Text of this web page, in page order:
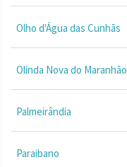
Olho d'Água das Cunhãs
Olinda Nova do Maranhão
Palmeirândia
Paraibano